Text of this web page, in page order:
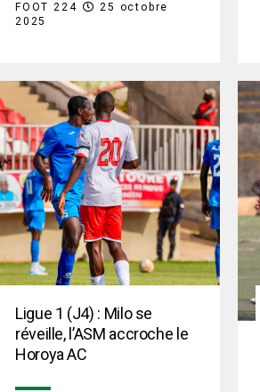
FOOT 224
25 octobre
2025
Ligue 1 (J4) : Milo se
réveille, l’ASM accroche le
Horoya AC